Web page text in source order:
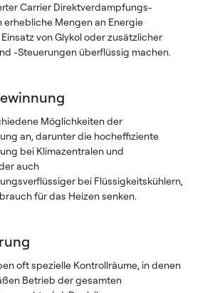
Carrier Direktverdampfungs-
erhebliche Mengen an Energie
von Glykol oder zusätzlicher
-Steuerungen überflüssig machen.
Möglichkeiten der
an, darunter die hocheffiziente
bei Klimazentralen und
auch
bei Flüssigkeitskühlern,
für das Heizen senken.
oft spezielle Kontrollräume, in denen
Betrieb der gesamten